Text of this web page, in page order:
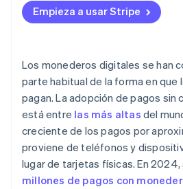
Menor superficie de ataque en
Empieza a usar Stripe
Los monederos digitales se han
parte habitual de la forma en que
pagan. La adopción de pagos sin
está entre las más altas del
creciente de los pagos por
proviene de teléfonos y
lugar de tarjetas físicas. En 2024,
millones de pagos con